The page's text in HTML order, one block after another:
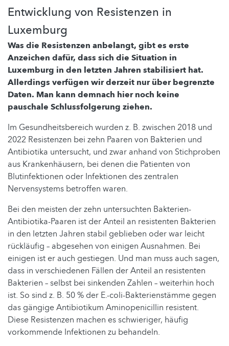
Entwicklung von Resistenzen in
Luxemburg
Was die Resistenzen anbelangt, gibt es erste
Anzeichen dafür, dass sich die Situation in
Luxemburg in den letzten Jahren stabilisiert hat.
Allerdings verfügen wir derzeit nur über begrenzte
Daten. Man kann demnach hier noch keine
pauschale Schlussfolgerung ziehen.
Im Gesundheitsbereich wurden z. B. zwischen 2018 und
2022 Resistenzen bei zehn Paaren von Bakterien und
Antibiotika untersucht, und zwar anhand von Stichproben
aus Krankenhäusern, bei denen die Patienten von
Blutinfektionen oder Infektionen des zentralen
Nervensystems betroffen waren.
Bei den meisten der zehn untersuchten Bakterien-
Antibiotika-Paaren ist der Anteil an resistenten Bakterien
in den letzten Jahren stabil geblieben oder war leicht
rückläufig – abgesehen von einigen Ausnahmen. Bei
einigen ist er auch gestiegen. Und man muss auch sagen,
dass in verschiedenen Fällen der Anteil an resistenten
Bakterien – selbst bei sinkenden Zahlen – weiterhin hoch
ist. So sind z. B. 50 % der E.-coli-Bakterienstämme gegen
das gängige Antibiotikum Aminopenicillin resistent.
Diese Resistenzen machen es schwieriger, häufig
vorkommende Infektionen zu behandeln.